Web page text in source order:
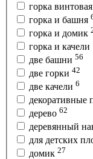
горка винтовая
горка и башня
горка и домик
горка и качели
две башни 56
две горки 42
две качели 6
декоративные
дерево 62
деревянный
для детских
домик 27